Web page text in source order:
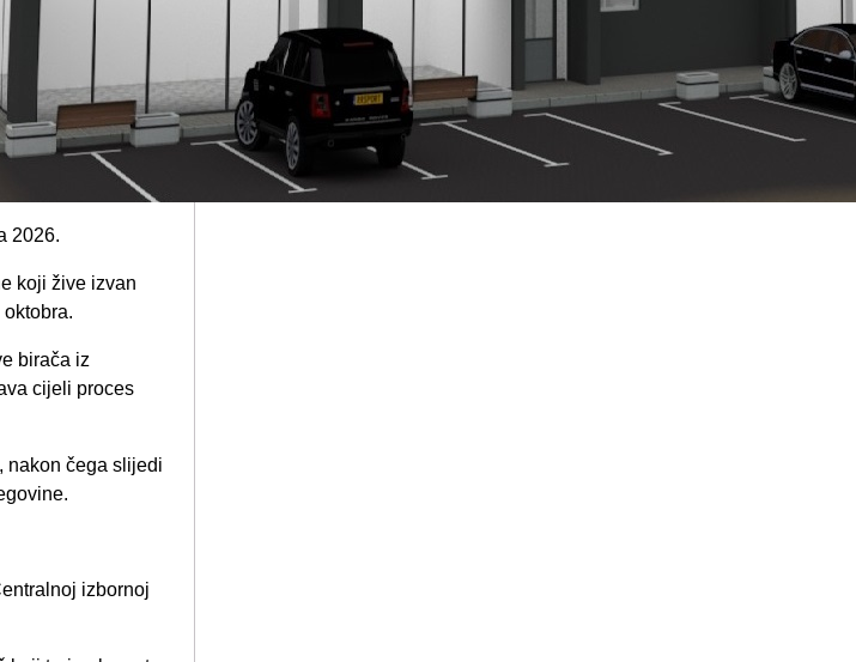
koji žive izvan
birača iz
cijeli proces
nakon čega slijedi
izbornoj